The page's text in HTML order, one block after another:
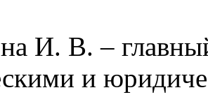
И. В. –
и